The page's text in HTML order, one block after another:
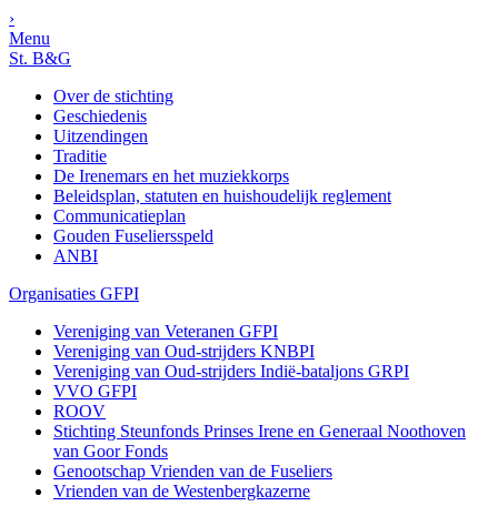
›
Menu
St. B&G
Over de stichting
Geschiedenis
Uitzendingen
Traditie
De Irenemars en het muziekkorps
Beleidsplan, statuten en huishoudelijk reglement
Communicatieplan
Gouden Fuseliersspeld
ANBI
Organisaties GFPI
Vereniging van Veteranen GFPI
Vereniging van Oud-strijders KNBPI
Vereniging van Oud-strijders Indië-bataljons GRPI
VVO GFPI
ROOV
Stichting Steunfonds Prinses Irene en Generaal Noothoven
van Goor Fonds
Genootschap Vrienden van de Fuseliers
Vrienden van de Westenbergkazerne